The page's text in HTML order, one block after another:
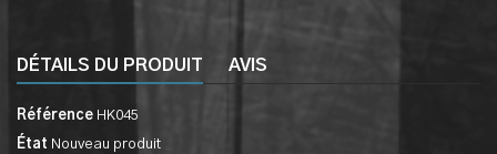
DÉTAILS DU PRODUIT AVIS
Référence HK045
État Nouveau produit